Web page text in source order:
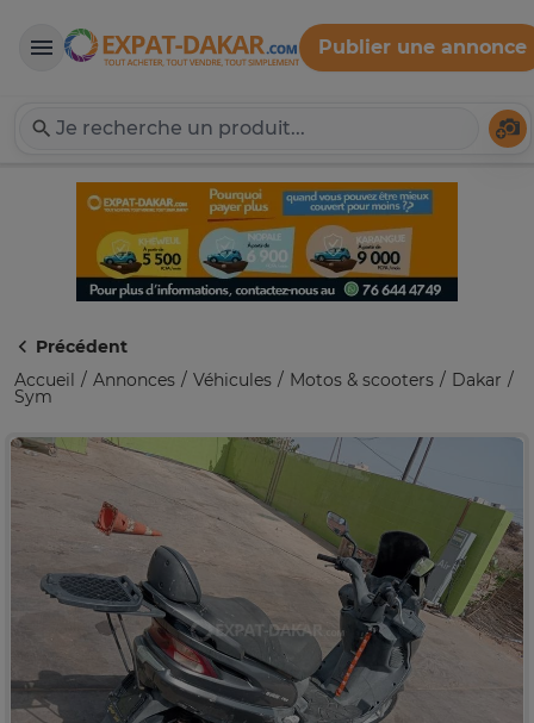
Expat-Dakar
Publier une annonce
Précédent
Accueil
Annonces Véhicules Motos & scooters Dakar
Sym